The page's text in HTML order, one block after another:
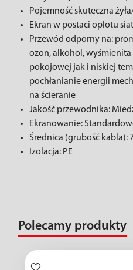
Pojemność skuteczna
Ekran w postaci oplotu
Przewód odporny na:
ozon, alkohol,
pokojowej jak i niskiej
pochłanianie energii
na ścieranie
Jakość przewodnika:
Ekranowanie:
Średnica (grubość kabla):
Izolacja: PE
Polecamy produkty